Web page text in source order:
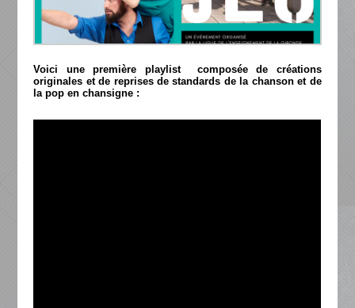
Voici une première playlist composée de créations
originales et de reprises de standards de la chanson et de
la pop en chansigne :